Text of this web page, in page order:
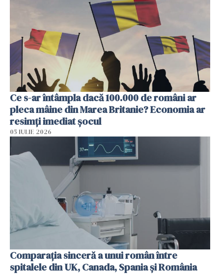
Ce s-ar întâmpla dacă 100.000 de români ar
pleca mâine din Marea Britanie? Economia ar
resimți imediat șocul
05 IULIE 2026
Comparația sinceră a unui român între
spitalele din UK, Canada, Spania și România